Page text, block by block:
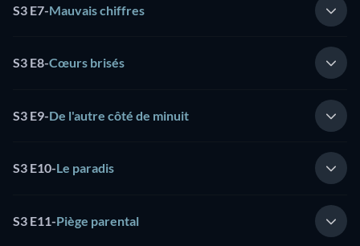
S3 E7-Mauvais chiffres
S3 E8-Cœurs brisés
S3 E9-De l'autre côté de minuit
S3 E10-Le paradis
S3 E11-Piège parental